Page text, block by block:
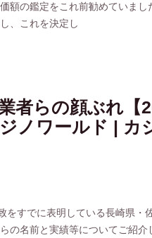
額の鑑定をこれ前勧めていまし
、これを決定し
者らの顔ぶれ【
ノワールド | カ
をすでに表明している長崎県・
の名前と実績等についてご紹介